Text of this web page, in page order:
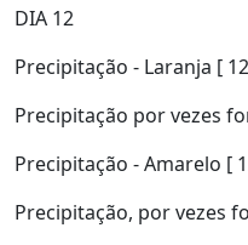
DIA 12
Precipitação - Laranja [
Precipitação por vezes
Precipitação - Amarelo [
Precipitação, por vezes